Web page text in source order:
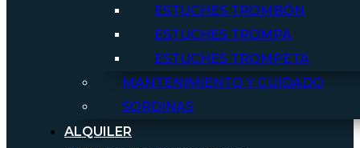
ESTUCHES TROMBÓN
ESTUCHES TROMPA
ESTUCHES TROMPETA
MANTENIMIENTO Y CUIDADO
SORDINAS
ALQUILER